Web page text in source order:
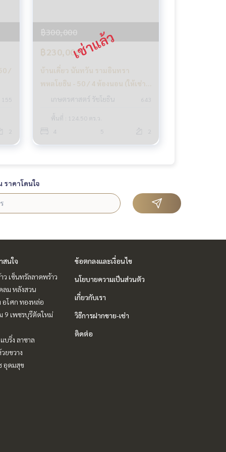
/
155
฿300,000
฿230,000
บ้านเดี่ยว นันทวัน รามอินทรา
พหลโยธิน - 50 / 4 ห้องนอน (ให้เช่า),
Nantawan Ramintra -
4 Bedrooms (FOR RENT) TAN539
เกษตรศาสตร์ รัชโยธิน 643
พื้นที่ : 124.50 ตร.ว.
4
5
ราคาโดนใจ
สนใจ
ว เซ็นทรัลลาดพร้าว
ลม หลังสวน
อโศก ทองหล่อ
9 เพชรบุรีตัดใหม่
บริ่ง ลาซาล
ยขวาง
อุดมสุข
ข้อตกลงและเงื่อนไข
นโยบายความเป็นส่วนตัว
เกี่ยวกับเรา
วิธีการฝากขาย-เช่า
ติดต่อ